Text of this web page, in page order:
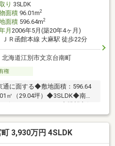
り 3SLDK
面積96.01m2
面積596.64m2
月 2006年5月(築20年4ヶ月)
ＪＲ函館本線 大麻駅 徒歩22分
北海道江別市文京台南町
権
に面する◆敷地面積：596.64
㎡（29.04坪）◆3SLDK◆南西
インステーション◆眺望良好
辺環境】・野幌森林公園 約
ツルハドラッグ江別文京台店
京台店 約1660ｍ・文京台小学
3,930万円 4SLDK